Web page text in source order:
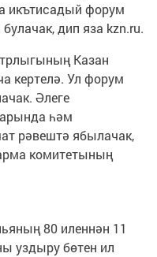
икътисадый форум
дип яза kzn.ru.
Казан
кертелә. Ул форум
Әлеге
һәм
рәвештә ябылачак,
комитетының
80 иленнән 11
уздыру бөтен ил